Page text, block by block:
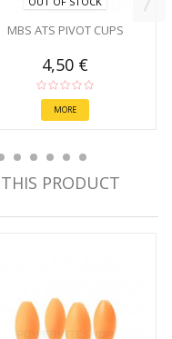
MBS ATS PIVOT CUPS
4,50 €
MORE
PRODUCT